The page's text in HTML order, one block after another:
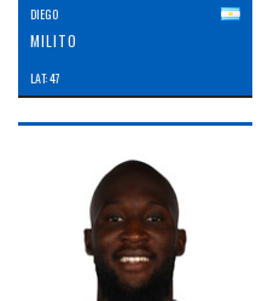
DIEGO
MILITO
LAT: 47